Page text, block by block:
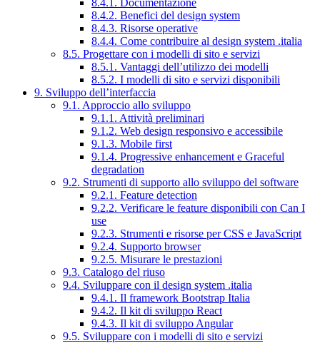
8.4.1. Documentazione
8.4.2. Benefici del design system
8.4.3. Risorse operative
8.4.4. Come contribuire al design system .italia
8.5. Progettare con i modelli di sito e servizi
8.5.1. Vantaggi dell’utilizzo dei modelli
8.5.2. I modelli di sito e servizi disponibili
9. Sviluppo dell’interfaccia
9.1. Approccio allo sviluppo
9.1.1. Attività preliminari
9.1.2. Web design responsivo e accessibile
9.1.3. Mobile first
9.1.4. Progressive enhancement e Graceful
degradation
9.2. Strumenti di supporto allo sviluppo del software
9.2.1. Feature detection
9.2.2. Verificare le feature disponibili con Can I
use
9.2.3. Strumenti e risorse per CSS e JavaScript
9.2.4. Supporto browser
9.2.5. Misurare le prestazioni
9.3. Catalogo del riuso
9.4. Sviluppare con il design system .italia
9.4.1. Il framework Bootstrap Italia
9.4.2. Il kit di sviluppo React
9.4.3. Il kit di sviluppo Angular
9.5. Sviluppare con i modelli di sito e servizi